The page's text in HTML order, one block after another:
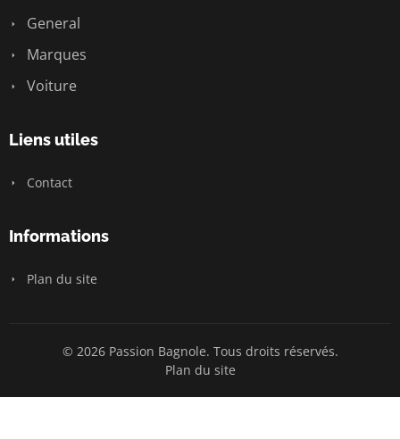
General
Marques
Voiture
Liens utiles
Contact
Informations
Plan du site
© 2026 Passion Bagnole. Tous droits réservés.
Plan du site